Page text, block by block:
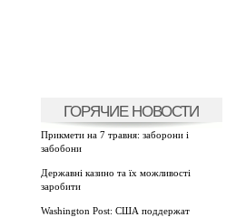
ГОРЯЧИЕ НОВОСТИ
Прикмети на 7 травня: заборони і
забобони
Державні казино та їх можливості
заробити
Washington Post: США поддержат